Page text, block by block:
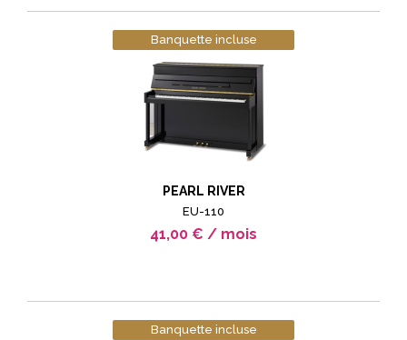
Banquette incluse
PEARL RIVER
EU-110
41,00 € / mois
Banquette incluse